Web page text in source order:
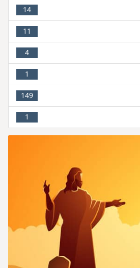
14
11
4
1
149
1